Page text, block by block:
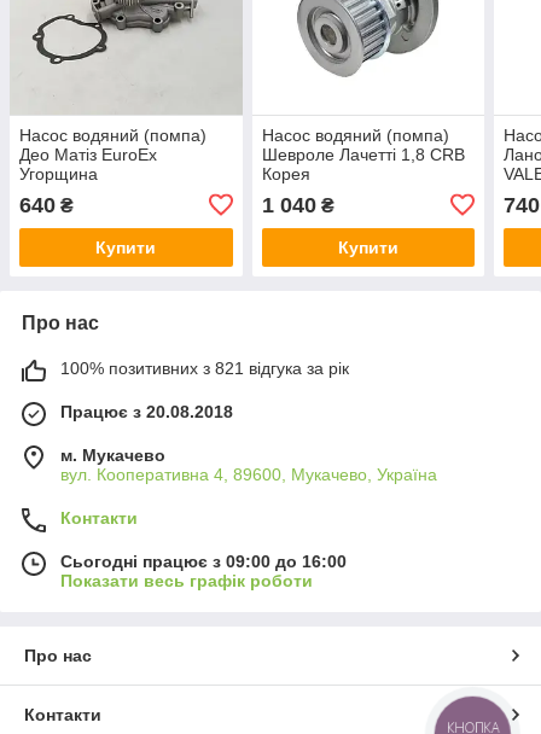
Насос водяний (помпа)
Део Матіз EuroEx
Угорщина
640 ₴
Купити
Насос водяний (помпа)
Шевроле Лачетті 1,8 CRB
Корея
1 040₴
Купити
740
Про нас
100% позитивних з 821 відгука за рік
Працює з 20.08.2018
м. Мукачево
вул. Кооперативна 4, 89600, Мукачево, Україна
Контакти
Сьогодні працює з 09:00 до 16:00
Показати весь графік роботи
Про нас
Контакти
КНОПКА